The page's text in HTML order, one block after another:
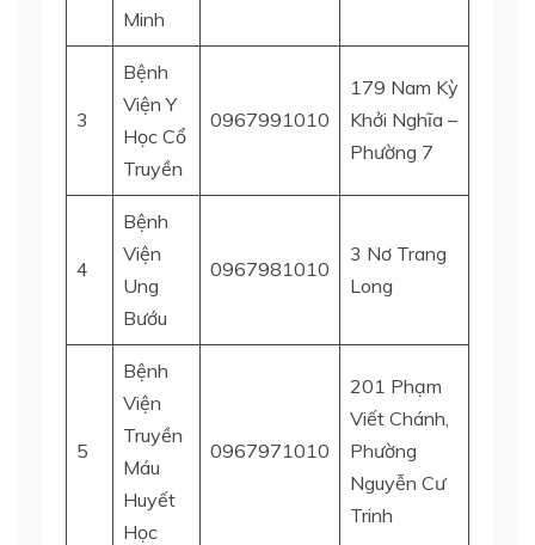
Minh
3
Bệnh
Viện Y
Học Cổ
Truyền
0967991010
179 Nam Kỳ
Khởi Nghĩa –
Phường 7
4
Bệnh
Viện
Ung
Bướu
0967981010
3 Nơ Trang
Long
5
Bệnh
Viện
Truyền
Máu
Huyết
Học
0967971010
201 Phạm
Viết Chánh,
Phường
Nguyễn Cư
Trinh